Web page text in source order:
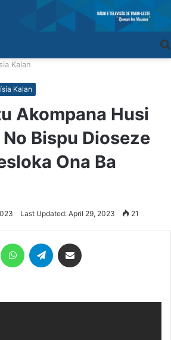
Kalan
Kalan
Akompana Husi
Bispu Dioseze
Ona Ba
Last Updated: April 29, 2023 21